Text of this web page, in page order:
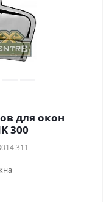
для окон
300